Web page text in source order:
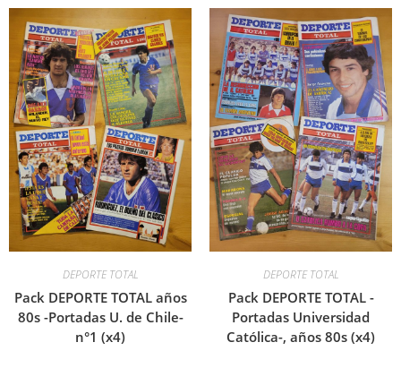
DEPORTE TOTAL
Pack DEPORTE TOTAL años
80s -Portadas U. de Chile-
n°1 (x4)
DEPORTE TOTAL
Pack DEPORTE TOTAL -
Portadas Universidad
Católica-, años 80s (x4)